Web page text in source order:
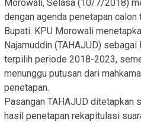
Morowali, Selasa (10/7/2018)
dengan agenda penetapan
Bupati. KPU Morowali
Najamuddin (TAHAJUD)
terpilih periode 2018-2023,
menunggu putusan dari
penetapan.
Pasangan TAHAJUD ditetapkan
hasil penetapan rekapitulasi